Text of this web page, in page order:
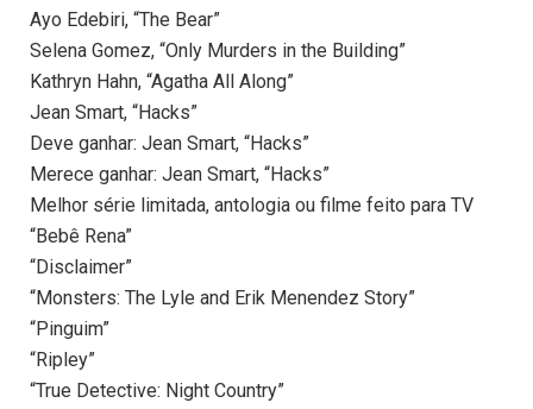
Ayo Edebiri, “The Bear”
Selena Gomez, “Only Murders in the Building”
Kathryn Hahn, “Agatha All Along”
Jean Smart, “Hacks”
Deve ganhar: Jean Smart, “Hacks”
Merece ganhar: Jean Smart, “Hacks”
Melhor série limitada, antologia ou filme feito para TV
“Bebê Rena”
“Disclaimer”
“Monsters: The Lyle and Erik Menendez Story”
“Pinguim”
“Ripley”
“True Detective: Night Country”